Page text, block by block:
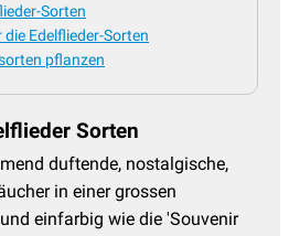
Sorten
Edelflieder-Sorten
pflanzen
Sorten
duftende, nostalgische,
in einer grossen
einfarbig wie die 'Souvenir